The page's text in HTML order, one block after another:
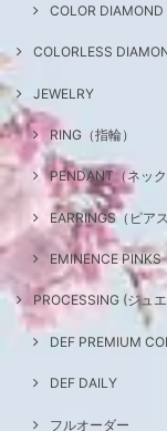
COLOR DIAMOND
COLORLESS
JEWELRY
RING（指輪）
PENDANT（ネック
EARRINGS（ピアス
EMINENCE PINKS
PROCESSING (ジュエ
DEF PREMIUM
DEF DAILY
フルオーダー